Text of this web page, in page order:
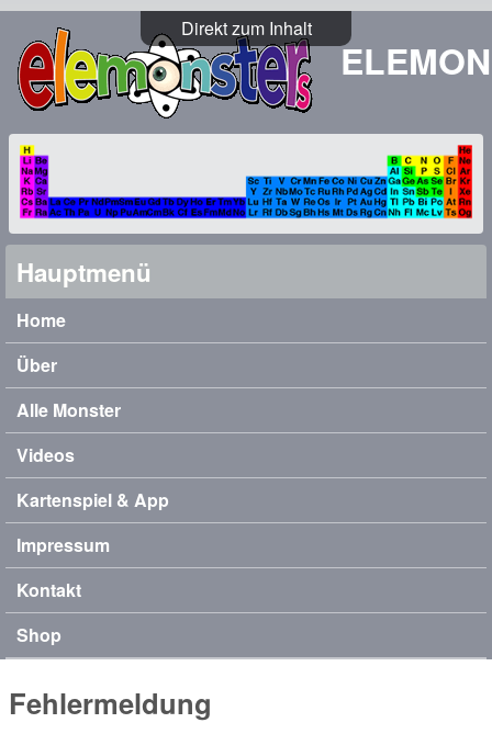
Direkt zum Inhalt
Hauptmenü
Home
Über
Alle Monster
Videos
Kartenspiel & App
Impressum
Kontakt
Shop
Fehlermeldung